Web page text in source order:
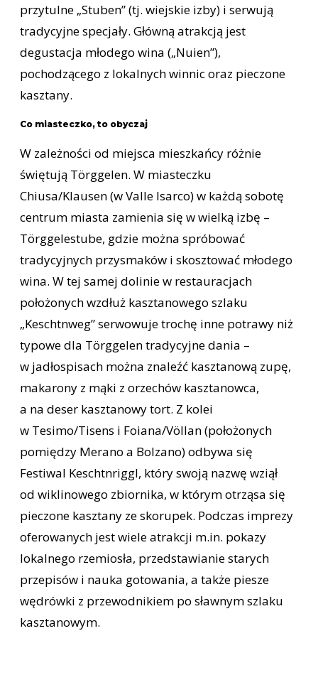
przytulne „Stuben” (tj. wiejskie izby) i serwują
tradycyjne specjały. Główną atrakcją jest
degustacja młodego wina („Nuien”),
pochodzącego z lokalnych winnic oraz pieczone
kasztany.
Co miasteczko, to obyczaj
W zależności od miejsca mieszkańcy różnie
świętują Törggelen. W miasteczku
Chiusa/Klausen (w Valle Isarco) w każdą sobotę
centrum miasta zamienia się w wielką izbę –
Törggelestube, gdzie można spróbować
tradycyjnych przysmaków i skosztować młodego
wina. W tej samej dolinie w restauracjach
położonych wzdłuż kasztanowego szlaku
„Keschtnweg” serwowuje trochę inne potrawy niż
typowe dla Törggelen tradycyjne dania –
w jadłospisach można znaleźć kasztanową zupę,
makarony z mąki z orzechów kasztanowca,
a na deser kasztanowy tort. Z kolei
w Tesimo/Tisens i Foiana/Völlan (położonych
pomiędzy Merano a Bolzano) odbywa się
Festiwal Keschtnriggl, który swoją nazwę wziął
od wiklinowego zbiornika, w którym otrząsa się
pieczone kasztany ze skorupek. Podczas imprezy
oferowanych jest wiele atrakcji m.in. pokazy
lokalnego rzemiosła, przedstawianie starych
przepisów i nauka gotowania, a także piesze
wędrówki z przewodnikiem po sławnym szlaku
kasztanowym.